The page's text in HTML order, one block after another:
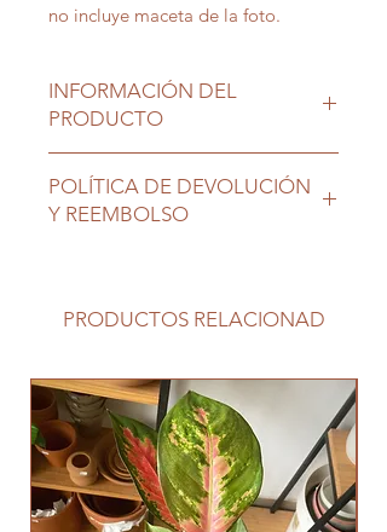
no incluye maceta de la foto.
INFORMACIÓN DEL
PRODUCTO
media sombra, riego moderado.
POLÍTICA DE DEVOLUCIÓN
Y REEMBOLSO
en su nuevo hogar no tienen
PRODUCTOS RELACIONAD